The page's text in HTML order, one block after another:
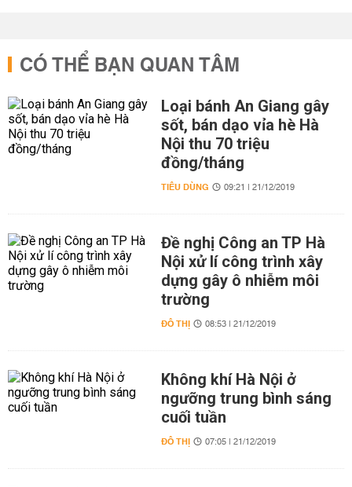
CÓ THỂ BẠN QUAN TÂM
Loại bánh An Giang gây
sốt, bán dạo vỉa hè Hà
Nội thu 70 triệu
đồng/tháng
TIÊU DÙNG 09:21 | 21/12/2019
Đề nghị Công an TP Hà
Nội xử lí công trình xây
dựng gây ô nhiễm môi
trường
ĐÔ THỊ 08:53 | 21/12/2019
Không khí Hà Nội ở
ngưỡng trung bình sáng
cuối tuần
ĐÔ THỊ 07:05 | 21/12/2019